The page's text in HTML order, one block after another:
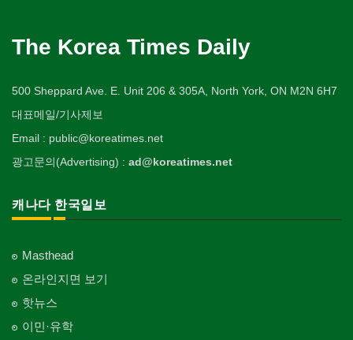
The Korea Times Daily
500 Sheppard Ave. E. Unit 206 & 305A, North York, ON M2N 6H7
대표메일/기사제보
Email : public@koreatimes.net
광고문의(Advertising) : ad@koreatimes.net
캐나다 한국일보
Masthead
온라인지면 보기
핫뉴스
이민·유학